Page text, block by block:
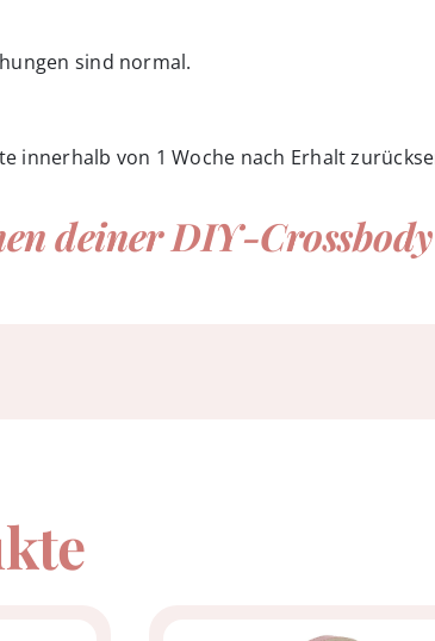
sind normal.
innerhalb von 1 Woche nach Erhalt
deiner DIY-